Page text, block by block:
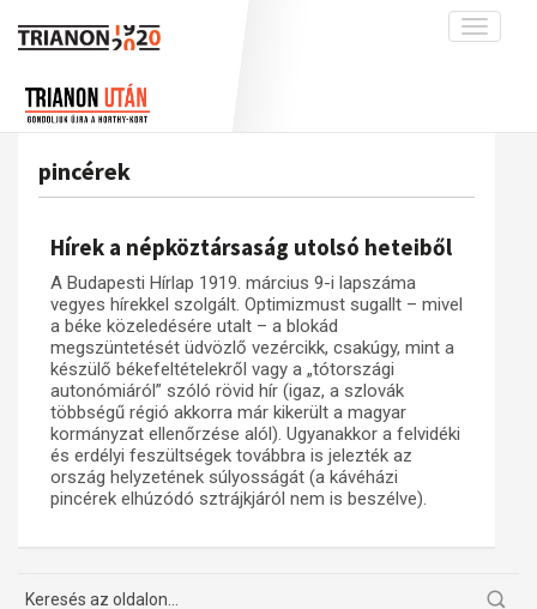
Toggle
A békerendszer megszilárdulása
Utókor és emlékezet
Adatbázis
Emlékművek (feltöltés alatt)
Menekültek
Visszhang
Publikációk
Kapcsolat
Trianon-kommentár
Dokumentumok
pincérek
Hírek a népköztársaság utolsó heteiből
A Budapesti Hírlap 1919. március 9-i lapszáma
vegyes hírekkel szolgált. Optimizmust sugallt – mivel
a béke közeledésére utalt – a blokád
megszüntetését üdvözlő vezércikk, csakúgy, mint a
készülő békefeltételekről vagy a „tótországi
autonómiáról” szóló rövid hír (igaz, a szlovák
többségű régió akkorra már kikerült a magyar
kormányzat ellenőrzése alól). Ugyanakkor a felvidéki
és erdélyi feszültségek továbbra is jelezték az
ország helyzetének súlyosságát (a kávéházi
pincérek elhúzódó sztrájkjáról nem is beszélve).